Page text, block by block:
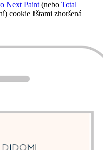
Next Paint (nebo Total
cookie lištami zhoršená